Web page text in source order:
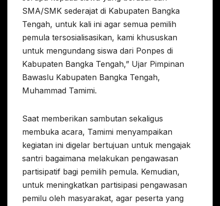
SMA/SMK sederajat di Kabupaten Bangka
Tengah, untuk kali ini agar semua pemilih
pemula tersosialisasikan, kami khususkan
untuk mengundang siswa dari Ponpes di
Kabupaten Bangka Tengah,” Ujar Pimpinan
Bawaslu Kabupaten Bangka Tengah,
Muhammad Tamimi.
Saat memberikan sambutan sekaligus
membuka acara, Tamimi menyampaikan
kegiatan ini digelar bertujuan untuk mengajak
santri bagaimana melakukan pengawasan
partisipatif bagi pemilih pemula. Kemudian,
untuk meningkatkan partisipasi pengawasan
pemilu oleh masyarakat, agar peserta yang